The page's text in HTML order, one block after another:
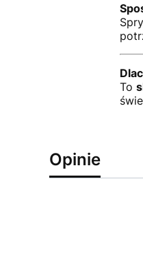
To
Opinie